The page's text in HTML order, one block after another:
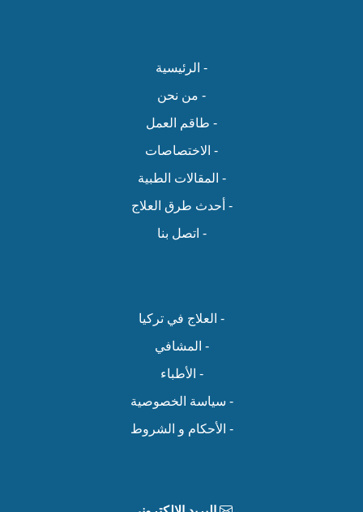
- الرئيسية
- من نحن
- طاقم العمل
- الاختصاصات
- المقالات الطبية
- أحدث طرق العلاج
- اتصل بنا
- العلاج في تركيا
- المشافي
- الأطباء
- سياسة الخصوصية
- الأحكام و الشروط